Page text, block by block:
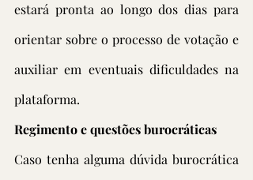
estará pronta ao longo dos dias para
orientar sobre o processo de votação e
auxiliar em eventuais dificuldades na
plataforma.
Regimento e questões burocráticas
Caso tenha alguma dúvida burocrática